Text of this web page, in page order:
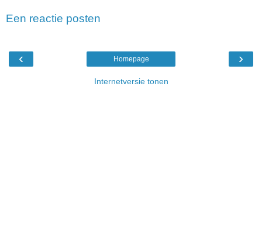
Een reactie posten
‹ ›
Homepage
Internetversie tonen